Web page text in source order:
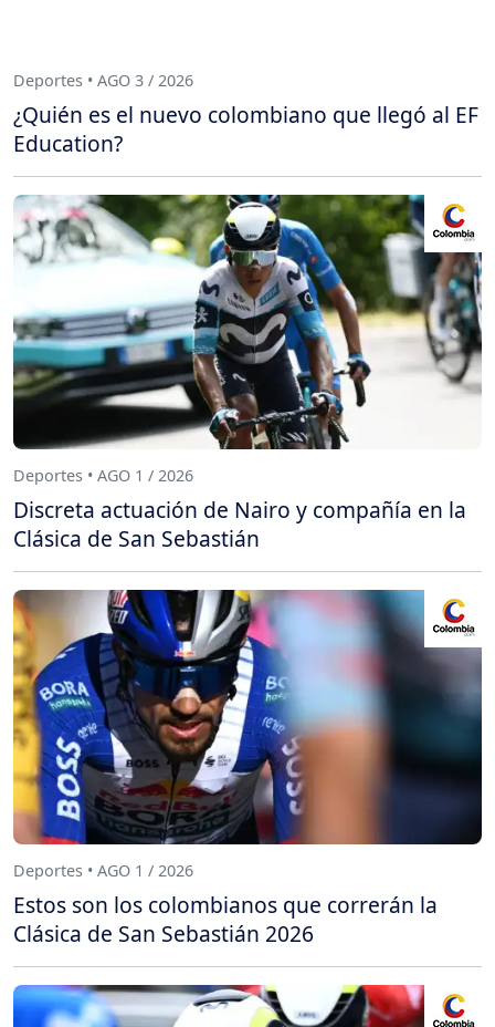
Deportes • AGO 3 / 2026
¿Quién es el nuevo colombiano que llegó al EF
Education?
Deportes • AGO 1 / 2026
Discreta actuación de Nairo y compañía en la
Clásica de San Sebastián
Deportes • AGO 1 / 2026
Estos son los colombianos que correrán la
Clásica de San Sebastián 2026